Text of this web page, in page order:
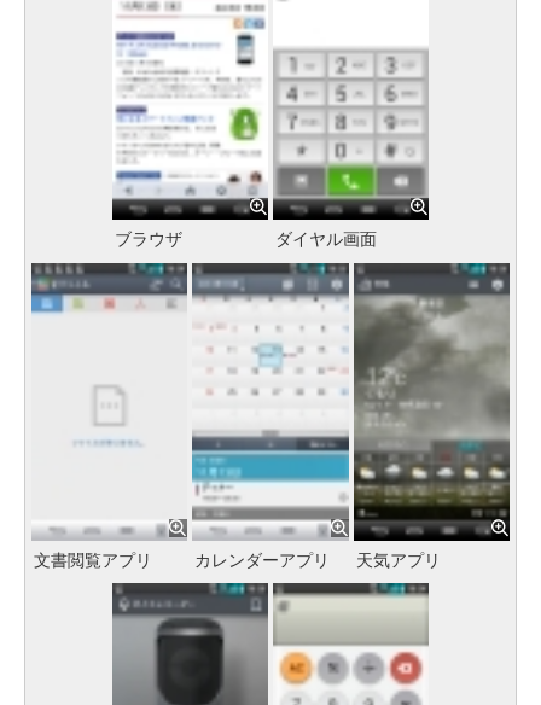
ブラウザ ダイヤル画面
文書閲覧アプリ カレンダーアプリ 天気アプリ